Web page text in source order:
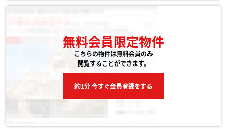
無料会員限定物件
こちらの物件は無料会員のみ
閲覧することができます。
約1分 今すぐ会員登録をする